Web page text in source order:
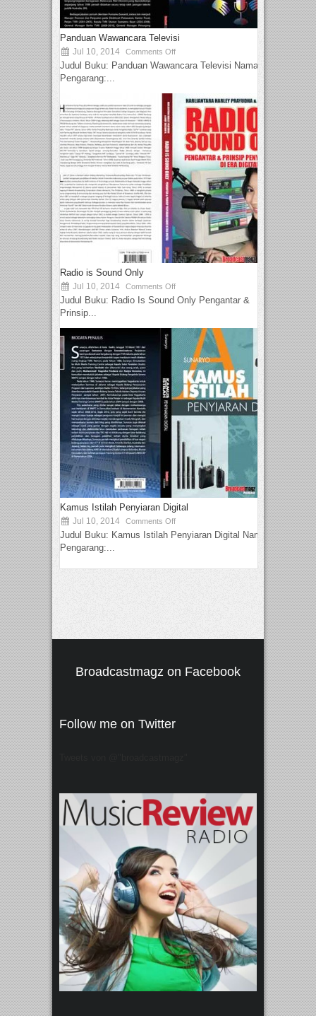
Panduan Wawancara Televisi
Jul 10, 2014 Comments Off
Judul Buku: Panduan Wawancara Televisi Nama
Pengarang:...
Radio is Sound Only
Jul 10, 2014 Comments Off
Judul Buku: Radio Is Sound Only Pengantar &
Prinsip...
Kamus Istilah Penyiaran Digital
Jul 10, 2014 Comments Off
Judul Buku: Kamus Istilah Penyiaran Digital Nama
Pengarang:...
Broadcastmagz on Facebook
Follow me on Twitter